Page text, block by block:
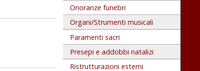
Onoranze funebri
Organi/Strumenti musicali
Paramenti sacri
Presepi e addobbi natalizi
Ristrutturazioni esterni